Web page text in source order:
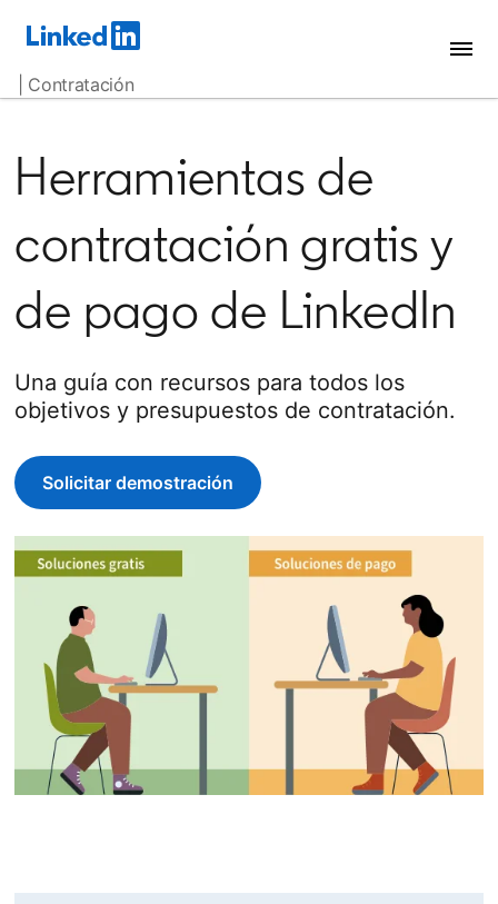
| Contratación
Herramientas de
contratación gratis y
de pago de LinkedIn
Una guía con recursos para todos los
objetivos y presupuestos de contratación.
Solicitar demostración